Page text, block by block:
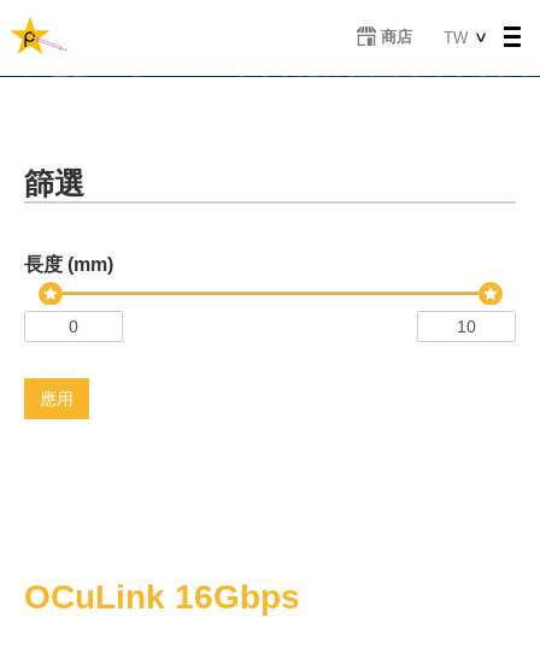
至
商店
Select
TW
篩選
長度 (mm)
應用
OCuLink 16Gbps